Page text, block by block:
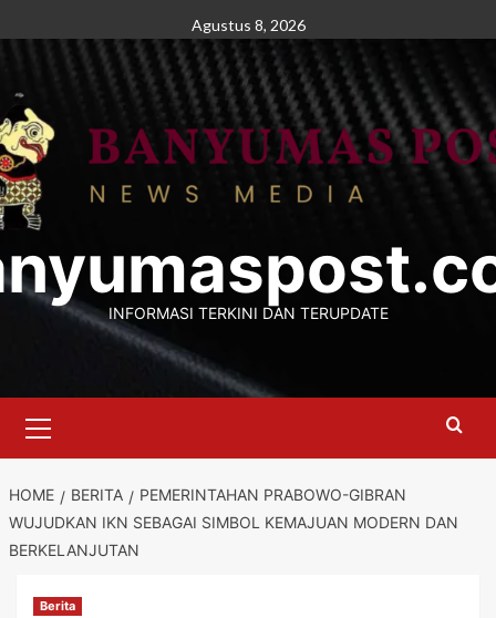
to
Agustus 8, 2026
INFORMASI TERKINI DAN TERUPDATE
Menu
HOME BERITA
PEMERINTAHAN PRABOWO-GIBRAN
WUJUDKAN IKN SEBAGAI SIMBOL KEMAJUAN MODERN DAN
BERKELANJUTAN
Berita